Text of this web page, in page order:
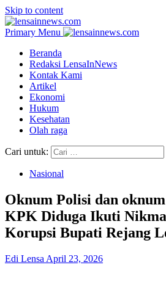
Skip to content
Primary Menu
Beranda
Redaksi LensaInNews
Kontak Kami
Artikel
Ekonomi
Hukum
Kesehatan
Olah raga
Cari untuk:
Nasional
Oknum Polisi dan
KPK Diduga Ikuti
Korupsi Bupati Rejang
Edi Lensa April 23, 2026